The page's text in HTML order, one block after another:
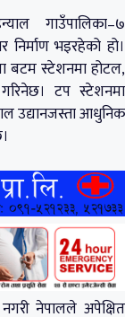
गाउँपालिका–७
भइरहेको हो।
बटम स्टेशनमा होटल,
टप स्टेशनमा
उद्यानजस्ता आधुनिक
नेपालले अपेक्षित